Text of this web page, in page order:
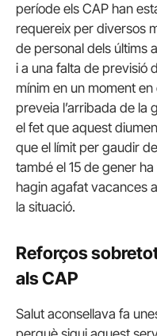
període els CAP han
requereix per diversos
de personal dels últims
i a una falta de previsió
mínim en un moment
preveia l’arribada de la
el fet que aquest
que el límit per gaudir
també el 15 de gener
hagin agafat vacances
la situació.
Reforços
als CAP
Salut aconsellava fa